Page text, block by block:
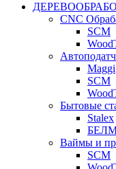
CNC
SCM
Maggi
SCM
Бытовые
Stalex
Ваймы и
SCM